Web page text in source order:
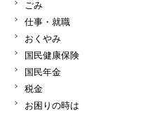
ごみ
仕事・就職
おくやみ
国民健康保険
国民年金
税金
お困りの時は